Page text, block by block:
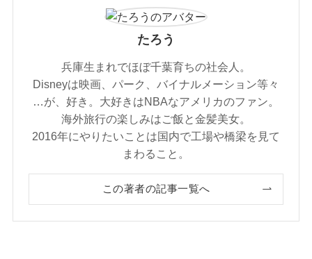
たろう
兵庫生まれでほぼ千葉育ちの社会人。
Disneyは映画、パーク、バイナルメーション等々
…が、好き。大好きはNBAなアメリカのファン。
海外旅行の楽しみはご飯と金髪美女。
2016年にやりたいことは国内で工場や橋梁を見て
まわること。
この著者の記事一覧へ